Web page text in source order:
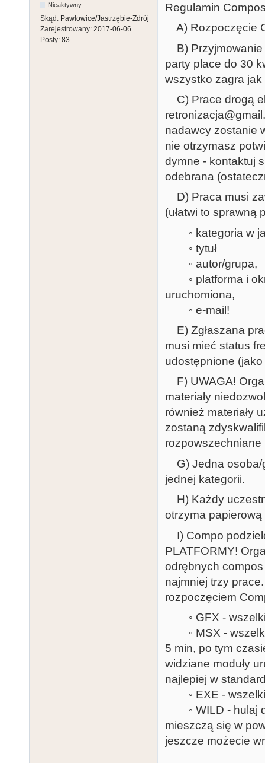
Nieaktywny
Skąd: Pawłowice/Jastrzębie-Zdrój
Zarejestrowany: 2017-06-06
Posty: 83
Regulamin
A) Rozpoczęcie
B) Przyjmowanie
party place do 30
wszystko zagra
C) Prace drogą
nadawcy zostanie
nie otrzymasz
dymne - kontaktuj
odebrana
D) Praca musi
(ułatwi to sprawną
◦ kategoria w
◦ tytuł
◦ autor/grupa,
◦ platforma i
uruchomiona,
◦ e-mail!
E) Zgłaszana
musi mieć status
udostępnione
F) UWAGA!
materiały
również materiały
zostaną
G) Jedna osoba/
jednej kategorii.
H) Każdy
otrzyma papierową
I) Compo
PLATFORMY!
odrębnych
najmniej trzy
rozpoczęciem
◦ GFX -
◦ MSX -
5 min, po tym
widziane moduły
najlepiej w
◦ EXE - wszelkie
◦ WILD - hulaj
mieszczą się w
jeszcze możecie